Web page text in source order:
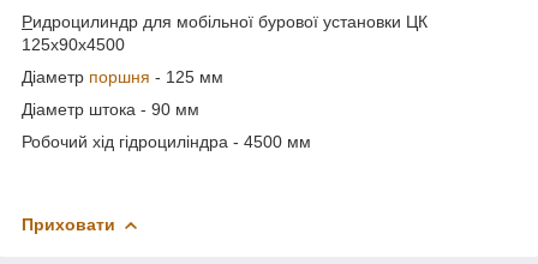
Ридроцилиндр для мобільної бурової установки ЦК
125х90х4500
Діаметр поршня - 125 мм
Діаметр штока - 90 мм
Робочий хід гідроциліндра - 4500 мм
Приховати